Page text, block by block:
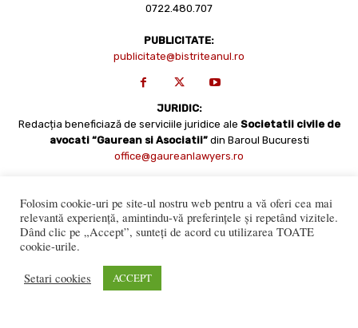
0722.480.707
PUBLICITATE:
publicitate@bistriteanul.ro
JURIDIC:
Redacția beneficiază de serviciile juridice ale Societatii civile de
avocati “Gaurean si Asociatii” din Baroul Bucuresti
office@gaureanlawyers.ro
Reproducerea totală sau parțială a materialelor este permisă
Folosim cookie-uri pe site-ul nostru web pentru a vă oferi cea mai
relevantă experiență, amintindu-vă preferințele și repetând vizitele.
Dând clic pe „Accept”, sunteți de acord cu utilizarea TOATE
cookie-urile.
Setari cookies ACCEPT